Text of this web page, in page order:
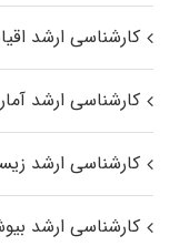
کارشناسی ارشد
کارشناسی ارشد آمار
کارشناسی ارشد
کارشناسی ارشد